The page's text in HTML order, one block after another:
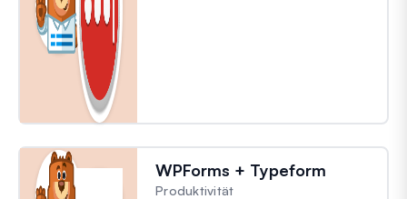
WPForms + Typeform
Produktivität